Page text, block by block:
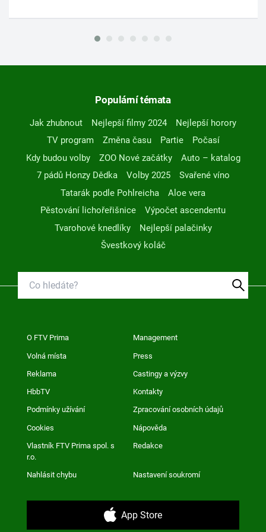
Populární témata
Jak zhubnout Nejlepší filmy 2024
Nejlepší horory
TV program
Změna času Partie
Počasí
Kdy budou volby
ZOO Nové začátky
Auto – katalog
7 pádů Honzy Dědka
Volby 2025
Svařené víno
Tatarák podle Pohlreicha
Aloe vera
Pěstování lichořeřišnice
Výpočet ascendentu
Tvarohové knedlíky
Nejlepší palačinky
Švestkový koláč
O FTV Prima Management
Volná místa Press
Reklama Castingy a výzvy
HbbTV Kontakty
Podmínky užívání Zpracování osobních údajů
Cookies Nápověda
Vlastník FTV Prima spol. s
r.o.
Redakce
Nahlásit chybu Nastavení soukromí
App Store